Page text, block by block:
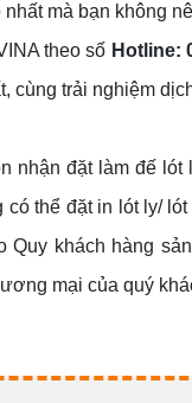
mà bạn không
theo số Hotline:
cùng trải nghiệm
nhận đặt làm đế
có thể đặt in lót ly/
Quy khách hàng
mại của quý